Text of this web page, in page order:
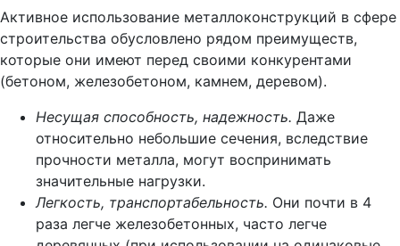
Активное использование металлоконструкций в сфере
строительства обусловлено рядом преимуществ,
которые они имеют перед своими конкурентами
(бетоном, железобетоном, камнем, деревом).
Несущая способность, надежность. Даже
относительно небольшие сечения, вследствие
прочности металла, могут воспринимать
значительные нагрузки.
Легкость, транспортабельность. Они почти в 4
раза легче железобетонных, часто легче